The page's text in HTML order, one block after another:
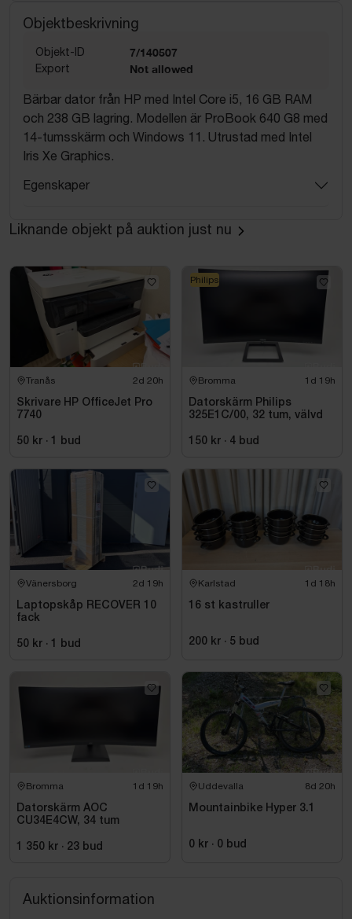
Objektbeskrivning
Objekt-ID 7/140507
Export Not allowed
Bärbar dator från HP med Intel Core i5, 16 GB RAM
och 238 GB lagring. Modellen är ProBook 640 G8 med
14-tumsskärm och Windows 11. Utrustad med Intel
Iris Xe Graphics.
Egenskaper
Liknande objekt på auktion just nu
Tranås 2d 20h
Skrivare HP OfficeJet Pro
7740
50 kr · 1 bud
Bromma 1d 19h
Datorskärm Philips
325E1C/00, 32 tum, välvd
150 kr · 4 bud
Philips
Vänersborg 2d 19h
Laptopskåp RECOVER 10
fack
50 kr · 1 bud
Karlstad 1d 18h
16 st kastruller
200 kr · 5 bud
Bromma 1d 19h
Datorskärm AOC
CU34E4CW, 34 tum
1 350 kr · 23 bud
Uddevalla 8d 20h
Mountainbike Hyper 3.1
0 kr · 0 bud
Auktionsinformation